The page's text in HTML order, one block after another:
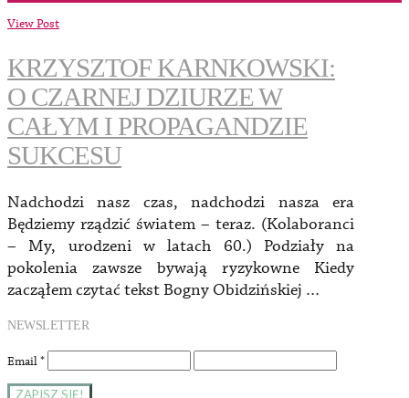
View Post
KRZYSZTOF KARNKOWSKI:
O CZARNEJ DZIURZE W
CAŁYM I PROPAGANDZIE
SUKCESU
Nadchodzi nasz czas, nadchodzi nasza era
Będziemy rządzić światem – teraz. (Kolaboranci
– My, urodzeni w latach 60.) Podziały na
pokolenia zawsze bywają ryzykowne Kiedy
zacząłem czytać tekst Bogny Obidzińskiej …
NEWSLETTER
Email*